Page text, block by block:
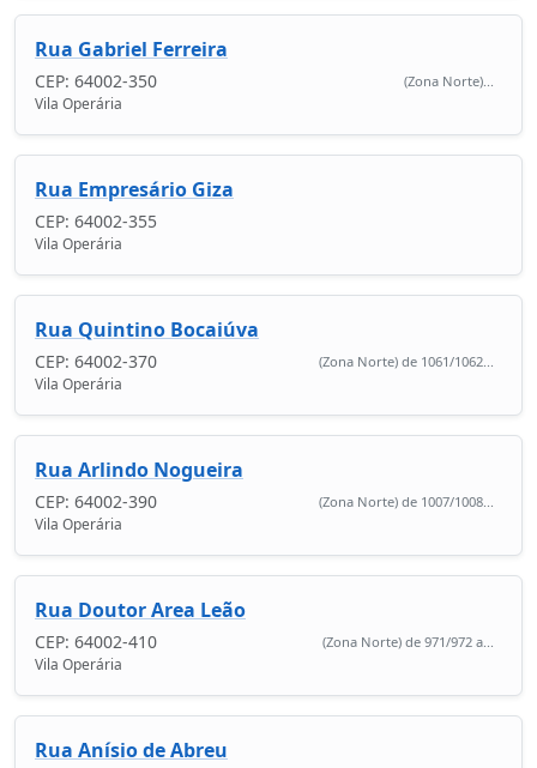
Rua Gabriel Ferreira
CEP: 64002-350 (Zona Norte)...
Vila Operária
Rua Empresário Giza
CEP: 64002-355
Vila Operária
Rua Quintino Bocaiúva
CEP: 64002-370 (Zona Norte) de 1061/1062...
Vila Operária
Rua Arlindo Nogueira
CEP: 64002-390 (Zona Norte) de 1007/1008...
Vila Operária
Rua Doutor Area Leão
CEP: 64002-410 (Zona Norte) de 971/972 a...
Vila Operária
Rua Anísio de Abreu